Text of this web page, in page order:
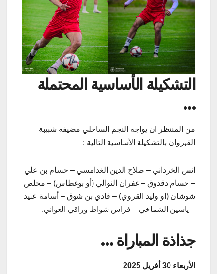
التشكيلة الأساسية المحتملة
…
من المنتظر ان يواجه النجم الساحلي مضيفه شبيبة
القيروان بالتشكيلة الأساسية التالية :
انس الخرداني – صلاح الدين الغدامسي – حسام بن علي
– حسام دقدوق – غفران النوالي (أو بوغطاس) – مخلص
شوشان (او وليد القروي) – فادي بن شوق – أسامة عبيد
– ياسين الشماخي – فراس شواط وراقي العواني.
جذاذة المباراة …
الأربعاء 30 أفريل 2025